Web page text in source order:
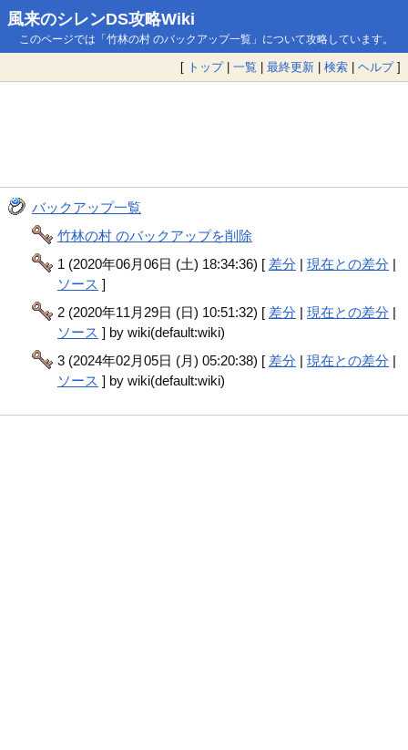
風来のシレンDS攻略Wiki
このページでは「竹林の村 のバックアップ一覧」について攻略しています。
[ トップ| 一覧 | 最終更新 | 検索 | ヘルプ]
バックアップ一覧
竹林の村 のバックアップを削除
1 (2020年06月06日 (土) 18:34:36) [ 差分 |現在との差分 |
ソース ]
2 (2020年11月29日 (日) 10:51:32) [ 差分 |現在との差分 |
ソース ] by wiki(default:wiki)
3 (2024年02月05日 (月) 05:20:38) [ 差分 |現在との差分 |
ソース ] by wiki(default:wiki)